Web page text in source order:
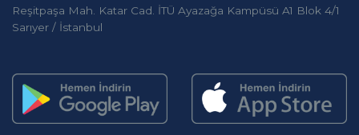
Reşitpaşa Mah. Katar Cad. İTÜ Ayazağa Kampüsü A1 Blok 4/1
Sarıyer / İstanbul